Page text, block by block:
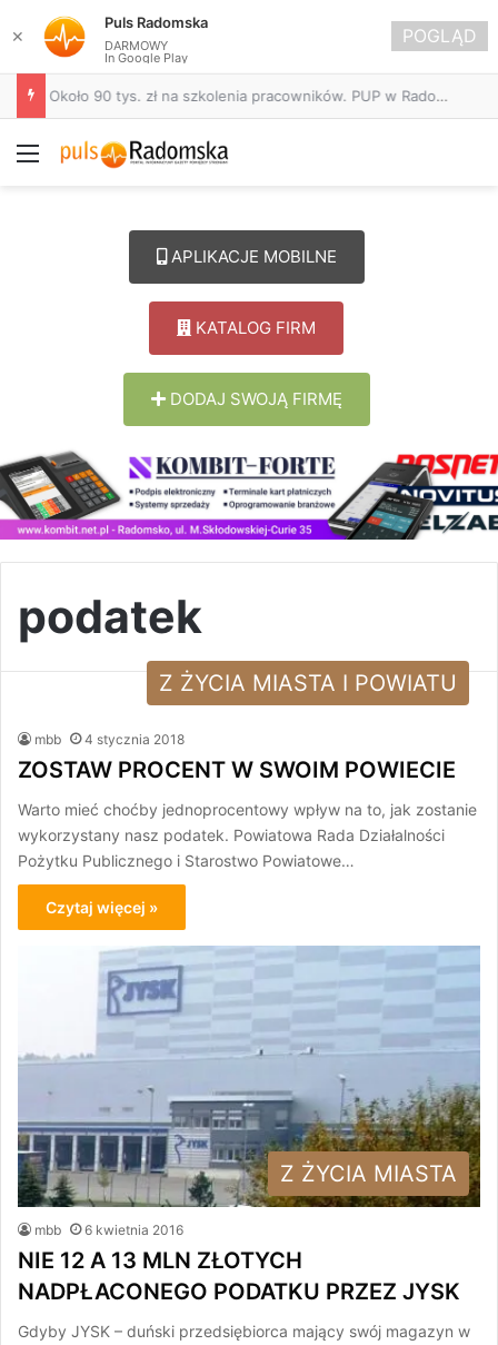
Około 90 tys. zł na szkolenia pracowników. PUP w Radomsku ogłasza nabór wniosków
Menu
APLIKACJE MOBILNE
KATALOG FIRM
DODAJ SWOJĄ FIRMĘ
podatek
Z ŻYCIA MIASTA I POWIATU
mbb 4 stycznia 2018
ZOSTAW PROCENT W SWOIM POWIECIE
Warto mieć choćby jednoprocentowy wpływ na to, jak zostanie
wykorzystany nasz podatek. Powiatowa Rada Działalności
Pożytku Publicznego i Starostwo Powiatowe…
Czytaj więcej »
Z ŻYCIA MIASTA
mbb 6 kwietnia 2016
NIE 12 A 13 MLN ZŁOTYCH
NADPŁACONEGO PODATKU PRZEZ JYSK
Gdyby JYSK – duński przedsiębiorca mający swój magazyn w
✕
Puls Radomska
DARMOWY
In Google Play
POGLĄD